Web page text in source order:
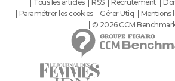
Tous les articles
RSS Recrutement
Paramétrer les cookies
Gérer Utiq Mentions
© 2026 CCM